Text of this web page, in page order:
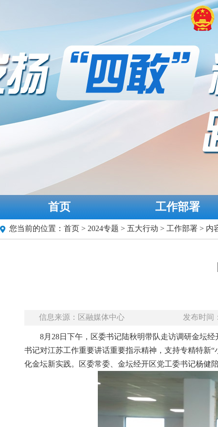
首页 工作部署
您当前的位置： 首页 > 2024专题 > 五大行动 > 工作部署 > 内
信息来源：区融媒体中心 发布时间
8月28日下午，区委书记陆秋明带队走访调研金坛
书记对江苏工作重要讲话重要指示精神，支持专精特新
化金坛新实践。区委常委、金坛经开区党工委书记杨健